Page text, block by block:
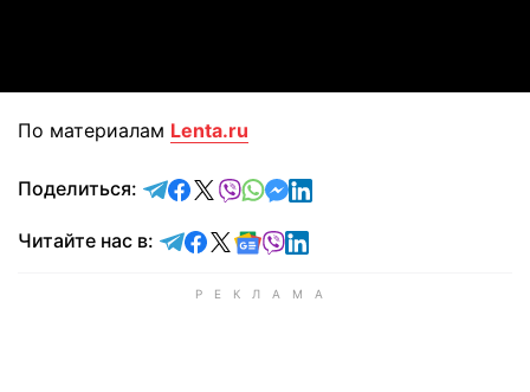
По материалам Lenta.ru
Поделиться: отправить в Telegram
поделиться в Facebook
поделиться в X
отправить в Viber
отправить в Whatsapp
отправить в Messenger
отправить в LinkedIn
Читайте нас в: Читайте в Telegram
Читайте в Facebook
Читайте в X
Читайте в Google news
Читайте в Viber
Читайте в LinkedIn